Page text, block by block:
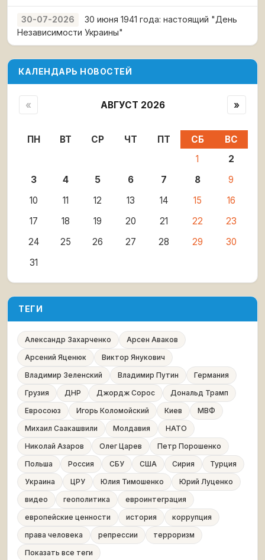
30-07-2026
30 июня 1941 года: настоящий "День
Независимости Украины"
КАЛЕНДАРЬ НОВОСТЕЙ
« АВГУСТ 2026 »
ПН ВТ СР ЧТ ПТ СБ
ВС
1
2
3
4 5 6 7 8
9
10
11 12 13 14 15
16
17
18 19 20 21 22
23
24
25 26 27 28 29
30
31
ТЕГИ
Александр Захарченко
Арсен Аваков
Арсений Яценюк
Виктор Янукович
Владимир Зеленский
Владимир Путин
Германия
Грузия
ДНР Джордж Сорос
Дональд Трамп
Евросоюз
Игорь Коломойский Киев
МВФ
Михаил Саакашвили
Молдавия
НАТО
Николай Азаров
Олег Царев
Петр Порошенко
Польша
Россия СБУ США Сирия
Турция
Украина
ЦРУ Юлия Тимошенко
Юрий Луценко
видео
геополитика
евроинтеграция
европейские ценности
история
коррупция
права человека
репрессии
терроризм
Показать все теги